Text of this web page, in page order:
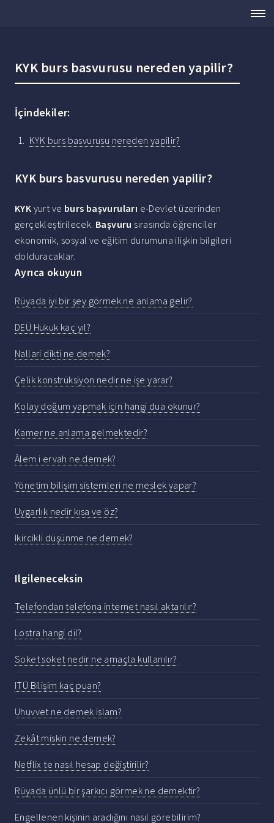
KYK burs basvurusu nereden yapilir?
İçindekiler:
KYK burs basvurusu nereden yapilir?
KYK burs basvurusu nereden yapilir?
KYK yurt ve burs başvuruları e-Devlet üzerinden
gerçekleştirilecek. Başvuru sırasında öğrenciler
ekonomik, sosyal ve eğitim durumuna ilişkin bilgileri
dolduracaklar.
Ayrıca okuyun
Rüyada iyi bir şey görmek ne anlama gelir?
DEÜ Hukuk kaç yıl?
Nallari dikti ne demek?
Çelik konstrüksiyon nedir ne işe yarar?
Kolay doğum yapmak için hangi dua okunur?
Kamer ne anlama gelmektedir?
Âlem i ervah ne demek?
Yönetim bilişim sistemleri ne meslek yapar?
Uygarlık nedir kısa ve öz?
Ikircikli düşünme ne demek?
Ilgileneceksin
Telefondan telefona internet nasıl aktarılır?
Lostra hangi dil?
Soket soket nedir ne amaçla kullanılır?
ITÜ Bilişim kaç puan?
Uhuvvet ne demek islam?
Zekât miskin ne demek?
Netflix te nasıl hesap değiştirilir?
Rüyada ünlü bir şarkıcı görmek ne demektir?
Engellenen kişinin aradığını nasıl görebilirim?